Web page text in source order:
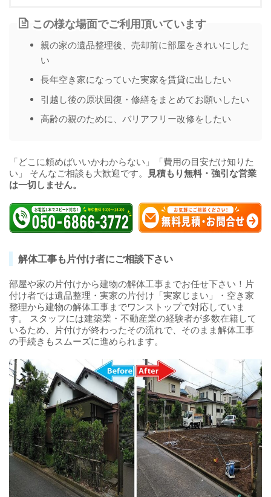
この様な場面でご利用頂いています
親の家の遺品整理後、売却前に部屋をきれいにした
い
長年空き家になっていた実家を賃貸に出したい
引越し後の原状回復・修繕をまとめてお願いしたい
高齢の親のために、バリアフリー改修をしたい
「どこに頼めばいいかわからない」「費用の目安だけ知りた
い」 そんなご相談も大歓迎です。
見積もり無料・強引な営業
は一切しません。
解体工事も片付け者にご相談下さい
部屋や家の片付けから建物の解体工事までお任せ下さい！片
付け者では遺品整理・実家の片付け「実家じまい」・空き家
整理から建物の解体工事までワンストップで対応していま
す。 スタッフには建築業・不動産業の経験者が多数在籍して
いるため、片付けが終わったその流れで、そのまま解体工事
の手続きもスムーズに進められます。